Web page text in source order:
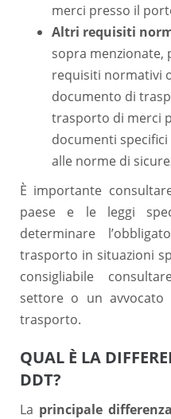
merci presso il
Altri requisiti
sopra
requisiti normativi
documento di
trasporto di merci
documenti
alle norme di
È importante
paese e le leggi
determinare
trasporto in situazioni
consigliabile
settore o un avvocato
trasporto.
QUAL È LA
DDT?
La principale differenza